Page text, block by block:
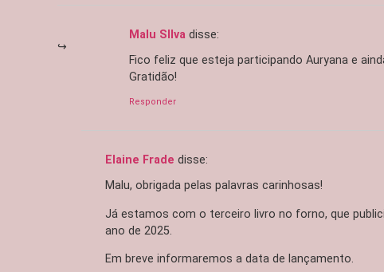
Malu SIlva disse:
Fico feliz que esteja participando Auryana e
Gratidão!
Responder
Elaine Frade disse:
Malu, obrigada pelas palavras carinhosas!
Já estamos com o terceiro livro no forno, que
ano de 2025.
Em breve informaremos a data de lançamento.